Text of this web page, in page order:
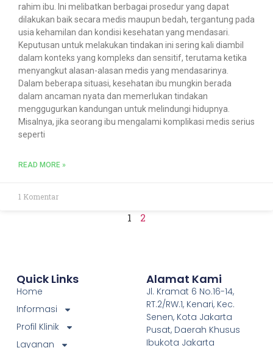
rahim ibu. Ini melibatkan berbagai prosedur yang dapat
dilakukan baik secara medis maupun bedah, tergantung pada
usia kehamilan dan kondisi kesehatan yang mendasari.
Keputusan untuk melakukan tindakan ini sering kali diambil
dalam konteks yang kompleks dan sensitif, terutama ketika
menyangkut alasan-alasan medis yang mendasarinya.
Dalam beberapa situasi, kesehatan ibu mungkin berada
dalam ancaman nyata dan memerlukan tindakan
menggugurkan kandungan untuk melindungi hidupnya.
Misalnya, jika seorang ibu mengalami komplikasi medis serius
seperti
READ MORE »
1 Komentar
1 2
Quick Links
Home
Informasi
Profil Klinik
Layanan
Alamat Kami
Jl. Kramat 6 No.16-14,
RT.2/RW.1, Kenari, Kec.
Senen, Kota Jakarta
Pusat, Daerah Khusus
Ibukota Jakarta